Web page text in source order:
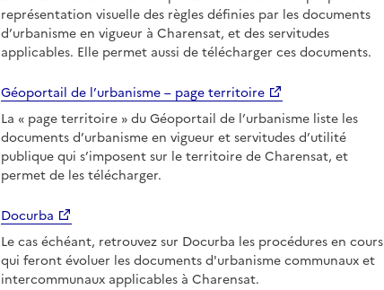
représentation visuelle des règles définies par les documents
d’urbanisme en vigueur à Charensat, et des servitudes
applicables. Elle permet aussi de télécharger ces documents.
Géoportail de l’urbanisme – page territoire
La
page territoire
du Géoportail de l’urbanisme liste les
documents d’urbanisme en vigueur et servitudes d’utilité
publique qui s’imposent sur le territoire de Charensat, et
permet de les télécharger.
Docurba
Le cas échéant, retrouvez sur Docurba les procédures en cours
qui feront évoluer les documents d'urbanisme communaux et
intercommunaux applicables à Charensat.